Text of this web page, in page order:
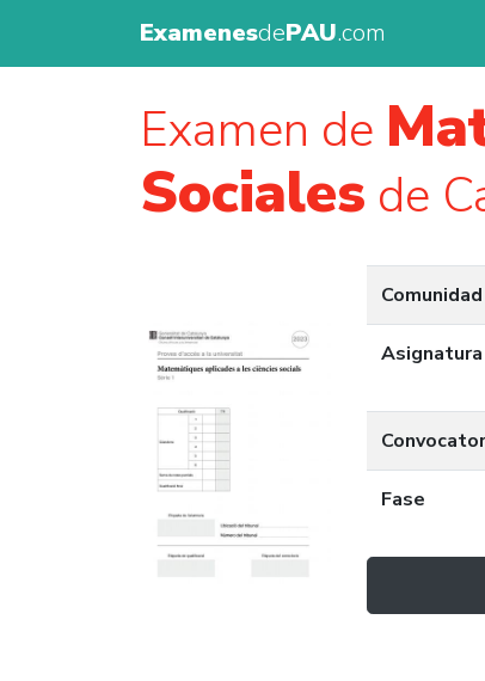
ExamenesdePAU.com
Examen de
Sociales de
Asignatura
Fase